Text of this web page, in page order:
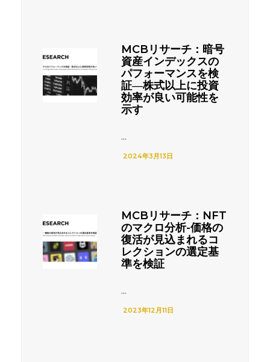
MCBリサーチ：暗号
資産インデックスの
パフォーマンスを検
証―株式以上に投資
効率が良い可能性を
示す
...
2024年3月13日
MCBリサーチ：NFT
のマクロ分析-価格の
復活が見込まれるコ
レクションの選定基
準を検証
...
2023年12月11日